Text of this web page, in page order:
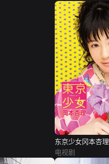
东京少女冈本杏理
电视剧